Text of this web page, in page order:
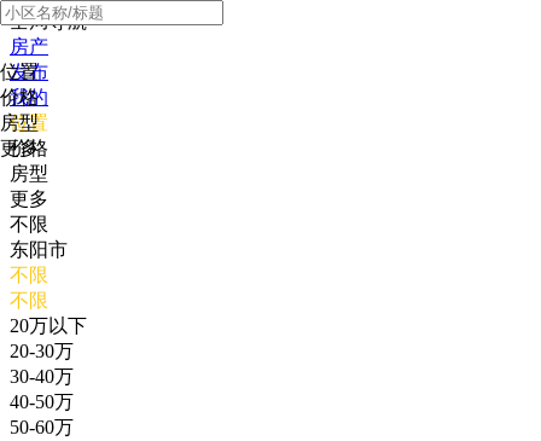
全局导航
房产
发布
我的
位置
价格
房型
更多
位置
价格
房型
更多
不限
东阳市
不限
不限
20万以下
20-30万
30-40万
40-50万
50-60万